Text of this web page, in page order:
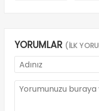
YORUMLAR (İLK